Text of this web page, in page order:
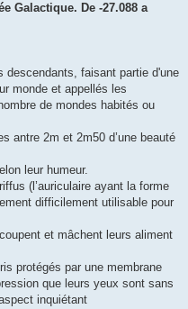
Galactique. De -27.088 a
descendants, faisant partie d'une
monde et appellés les
de mondes habités ou
antre 2m et 2m50 d’une beauté
leur humeur.
(l’auriculaire ayant la forme
difficilement utilisable pour
et mâchent leurs aliment
protégés par une membrane
que leurs yeux sont sans
inquiétant